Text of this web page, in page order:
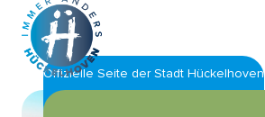
Zum Hauptinhalt springen
Offizielle Seite der Stadt Hückelhoven